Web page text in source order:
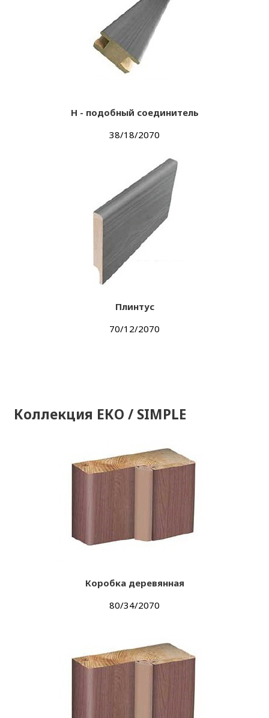
Н - подобный соединитель
38/18/2070
Плинтус
70/12/2070
Коллекция ЕКО / SIMPLE
Коробка деревянная
80/34/2070